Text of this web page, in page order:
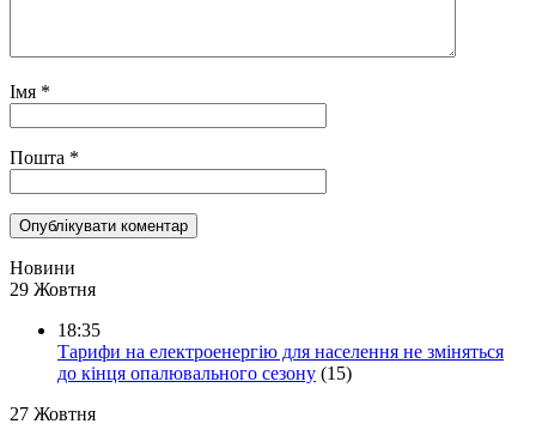
Імя *
Пошта *
Новини
29 Жовтня
18:35
Тарифи на електроенергію для населення не зміняться
до кінця опалювального сезону (15)
27 Жовтня